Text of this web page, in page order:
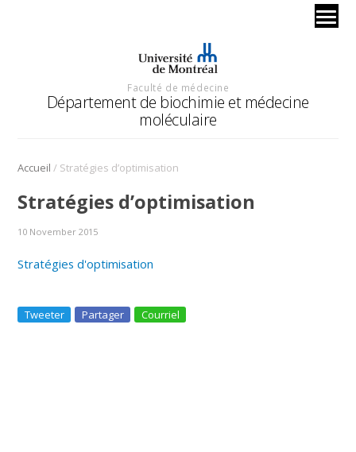
Faculté de médecine
Département de biochimie et médecine
moléculaire
Accueil / Stratégies d’optimisation
Stratégies d’optimisation
10 November 2015
Stratégies d'optimisation
Tweeter Partager Courriel